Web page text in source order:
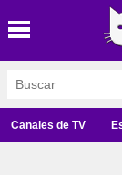
Canales de TV